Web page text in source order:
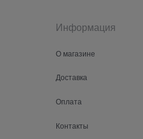
Информация
О магазине
Доставка
Оплата
Контакты